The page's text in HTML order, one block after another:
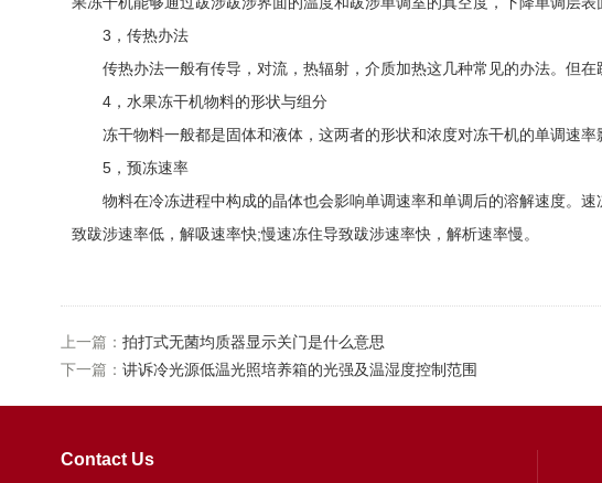
3，传热办法
传热办法一般有传导，对流，热辐射，介质加热这几种常见的办法。但在
4，水果冻干机物料的形状与组分
冻干物料一般都是固体和液体，这两者的形状和浓度对冻干机的单调速率
5，预冻速率
物料在冷冻进程中构成的晶体也会影响单调速率和单调后的溶解速度。速
致跋涉速率低，解吸速率快;慢速冻住导致跋涉速率快，解析速率慢。
上一篇： 拍打式无菌均质器显示关门是什么意思
下一篇： 讲诉冷光源低温光照培养箱的光强及温湿度控制范围
Contact Us